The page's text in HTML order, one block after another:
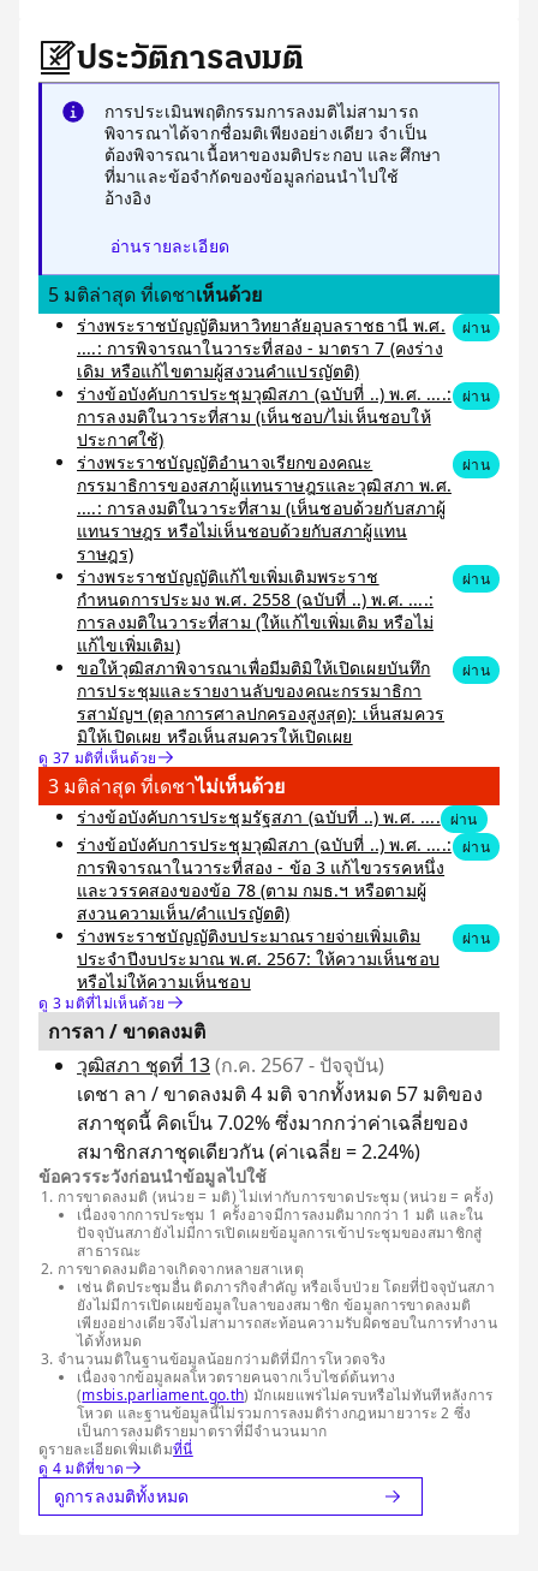
ประวัติการลงมติ
การประเมินพฤติกรรมการลงมติไม่สามารถ
พิจารณาได้จากชื่อมติเพียงอย่างเดียว จำเป็น
ต้องพิจารณาเนื้อหาของมติประกอบ และศึกษา
ที่มาและข้อจำกัดของข้อมูลก่อนนำไปใช้
อ้างอิง
อ่านรายละเอียด
5 มติล่าสุด ที่เดชาเห็นด้วย
ร่างพระราชบัญญัติมหาวิทยาลัยอุบลราชธานี พ.ศ.
....: การพิจารณาในวาระที่สอง - มาตรา 7 (คงร่าง
เดิม หรือแก้ไขตามผู้สงวนคำแปรญัตติ)
ผ่าน
ร่างข้อบังคับการประชุมวุฒิสภา (ฉบับที่ ..) พ.ศ. ....:
การลงมติในวาระที่สาม (เห็นชอบ/ไม่เห็นชอบให้
ประกาศใช้)
ผ่าน
ร่างพระราชบัญญัติอำนาจเรียกของคณะ
กรรมาธิการของสภาผู้แทนราษฎรและวุฒิสภา พ.ศ.
....: การลงมติในวาระที่สาม (เห็นชอบด้วยกับสภาผู้
แทนราษฎร หรือไม่เห็นชอบด้วยกับสภาผู้แทน
ราษฎร)
ผ่าน
ร่างพระราชบัญญัติแก้ไขเพิ่มเติมพระราช
กำหนดการประมง พ.ศ. 2558 (ฉบับที่ ..) พ.ศ. ....:
การลงมติในวาระที่สาม (ให้แก้ไขเพิ่มเติม หรือไม่
แก้ไขเพิ่มเติม)
ผ่าน
ขอให้วุฒิสภาพิจารณาเพื่อมีมติมิให้เปิดเผยบันทึก
การประชุมและรายงานลับของคณะกรรมาธิกา
รสามัญฯ (ตุลาการศาลปกครองสูงสุด): เห็นสมควร
มิให้เปิดเผย หรือเห็นสมควรให้เปิดเผย
ผ่าน
ดู 37 มติที่เห็นด้วย
3 มติล่าสุด ที่เดชาไม่เห็นด้วย
ร่างข้อบังคับการประชุมรัฐสภา (ฉบับที่ ..) พ.ศ. .... ผ่าน
ร่างข้อบังคับการประชุมวุฒิสภา (ฉบับที่ ..) พ.ศ. ....:
การพิจารณาในวาระที่สอง - ข้อ 3 แก้ไขวรรคหนึ่ง
และวรรคสองของข้อ 78 (ตาม กมธ.ฯ หรือตามผู้
สงวนความเห็น/คำแปรญัตติ)
ผ่าน
ร่างพระราชบัญญัติงบประมาณรายจ่ายเพิ่มเติม
ประจำปีงบประมาณ พ.ศ. 2567: ให้ความเห็นชอบ
หรือไม่ให้ความเห็นชอบ
ผ่าน
ดู 3 มติที่ไม่เห็นด้วย
การลา / ขาดลงมติ
วุฒิสภา ชุดที่ 13(ก.ค. 2567 - ปัจจุบัน)
เดชา ลา / ขาดลงมติ 4 มติ จากทั้งหมด 57 มติของ
สภาชุดนี้ คิดเป็น 7.02% ซึ่งมากกว่าค่าเฉลี่ยของ
สมาชิกสภาชุดเดียวกัน (ค่าเฉลี่ย = 2.24%)
ข้อควรระวังก่อนนำข้อมูลไปใช้
การขาดลงมติ (หน่วย = มติ) ไม่เท่ากับการขาดประชุม (หน่วย = ครั้ง)
เนื่องจากการประชุม 1 ครั้งอาจมีการลงมติมากกว่า 1 มติ และใน
ปัจจุบันสภายังไม่มีการเปิดเผยข้อมูลการเข้าประชุมของสมาชิกสู่
สาธารณะ
การขาดลงมติอาจเกิดจากหลายสาเหตุ
เช่น ติดประชุมอื่น ติดภารกิจสำคัญ หรือเจ็บป่วย โดยที่ปัจจุบันสภา
ยังไม่มีการเปิดเผยข้อมูลใบลาของสมาชิก ข้อมูลการขาดลงมติ
เพียงอย่างเดียวจึงไม่สามารถสะท้อนความรับผิดชอบในการทำงาน
ได้ทั้งหมด
จำนวนมติในฐานข้อมูลน้อยกว่ามติที่มีการโหวตจริง
เนื่องจากข้อมูลผลโหวตรายคนจากเว็บไซต์ต้นทาง
(msbis.parliament.go.th) มักเผยแพร่ไม่ครบหรือไม่ทันทีหลังการ
โหวต และฐานข้อมูลนี้ไม่รวมการลงมติร่างกฎหมายวาระ 2 ซึ่ง
เป็นการลงมติรายมาตราที่มีจำนวนมาก
ดูรายละเอียดเพิ่มเติมที่นี่
ดู 4 มติที่ขาด
ดูการลงมติทั้งหมด